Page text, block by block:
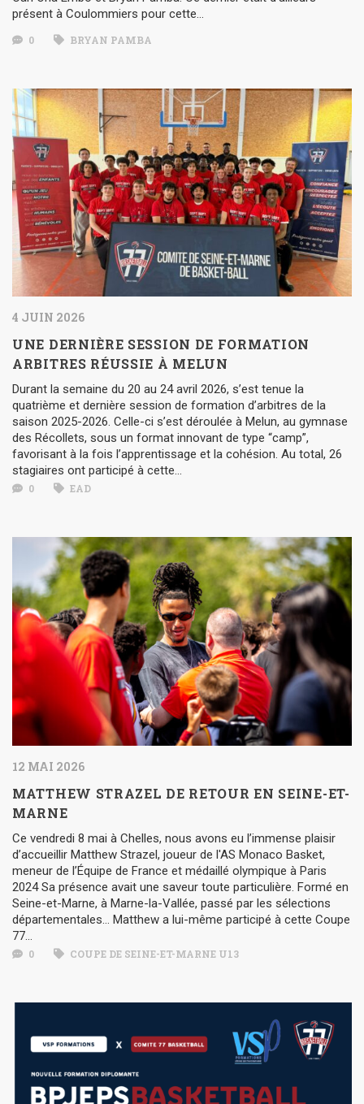
présent à Coulommiers pour cette…
0 BRYAN PAMBA
4 JUIN 2026
UNE DERNIÈRE SESSION DE FORMATION
ARBITRES RÉUSSIE À MELUN
Durant la semaine du 20 au 24 avril 2026, s’est tenue la
quatrième et dernière session de formation d’arbitres de la
saison 2025-2026. Celle-ci s’est déroulée à Melun, au gymnase
des Récollets, sous un format innovant de type “camp”,
favorisant à la fois l’apprentissage et la cohésion. Au total, 26
stagiaires ont participé à cette...
0 EAD
12 MAI 2026
MATTHEW STRAZEL DE RETOUR EN SEINE-ET-
MARNE
Ce vendredi 8 mai à Chelles, nous avons eu l’immense plaisir
d’accueillir Matthew Strazel, joueur de l'AS Monaco Basket,
meneur de l’Équipe de France et médaillé olympique à Paris
2024 Sa présence avait une saveur toute particulière. Formé en
Seine-et-Marne, à Marne-la-Vallée, passé par les sélections
départementales… Matthew a lui-même participé à cette Coupe
77...
0 COUPE DE SEINE-ET-MARNE U13